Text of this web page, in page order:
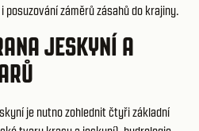
posuzování záměrů zásahů do krajiny.
JESKYNÍ A
je nutno zohlednit čtyři základní